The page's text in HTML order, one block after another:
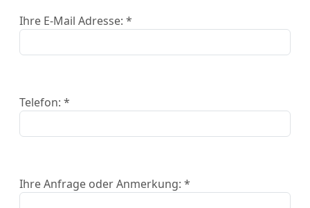
Ihre E-Mail Adresse: *
Telefon: *
Ihre Anfrage oder Anmerkung: *